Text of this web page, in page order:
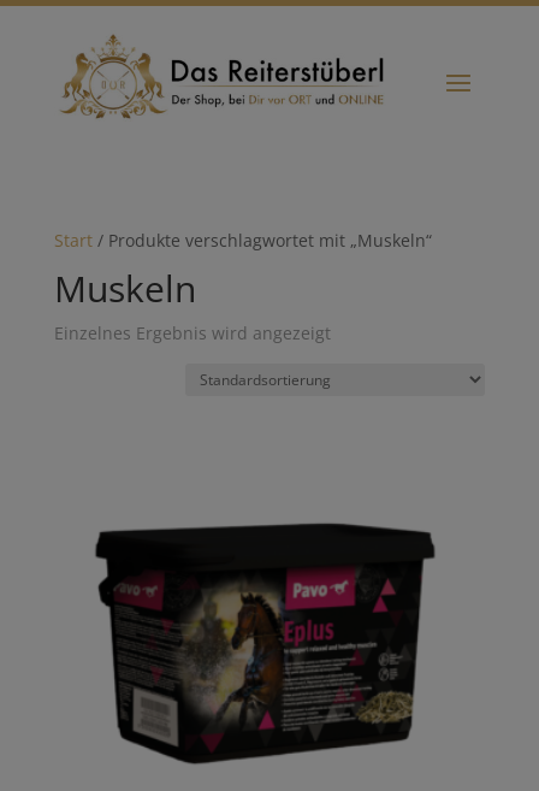
Start/ Produkte verschlagwortet mit „Muskeln“
Muskeln
Einzelnes Ergebnis wird angezeigt